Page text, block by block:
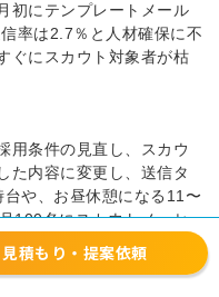
初にテンプレートメール
率は2.7％と人材確保に不
ぐにスカウト対象者が枯
用条件の見直し、スカウ
た内容に変更し、送信タ
や、お昼休憩になる11〜
100名にスカウトメッセ
率は5％に上昇しまし
見積もり・提案依頼